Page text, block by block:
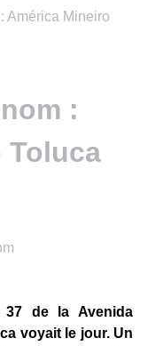
América Mineiro
:
Toluca
37 de la Avenida
voyait le jour. Un